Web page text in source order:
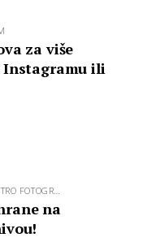
za više
Instagramu ili
FOTOGR…
na